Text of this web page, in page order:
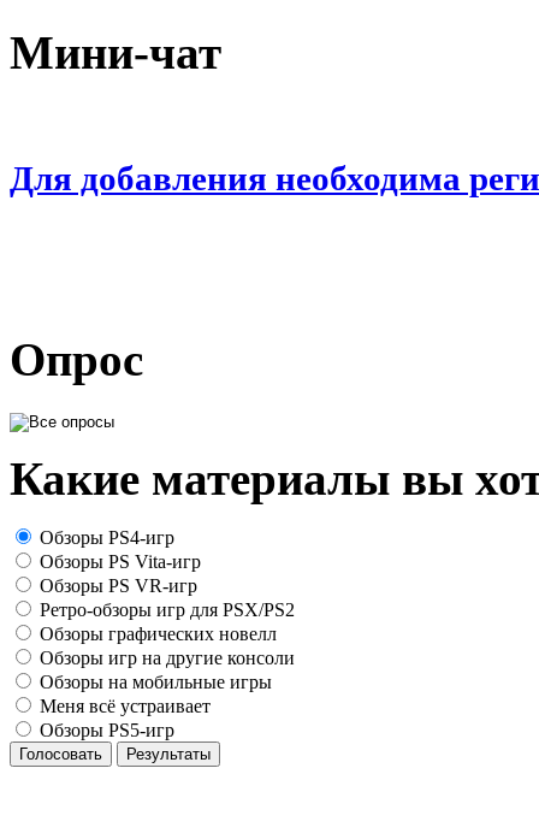
Мини-чат
Для добавления необходима
Опрос
Какие материалы вы
Обзоры PS4-игр
Обзоры PS Vita-игр
Обзоры PS VR-игр
Ретро-обзоры игр для PSX/PS2
Обзоры графических новелл
Обзоры игр на другие консоли
Обзоры на мобильные игры
Меня всё устраивает
Обзоры PS5-игр
Голосовать Результаты